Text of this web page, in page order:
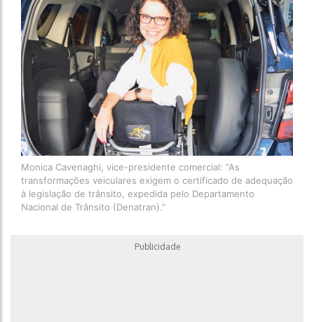
Monica Cavenaghi, vice-presidente comercial: “As
transformações veiculares exigem o certificado de adequação
à legislação de trânsito, expedida pelo Departamento
Nacional de Trânsito (Denatran).”
Publicidade